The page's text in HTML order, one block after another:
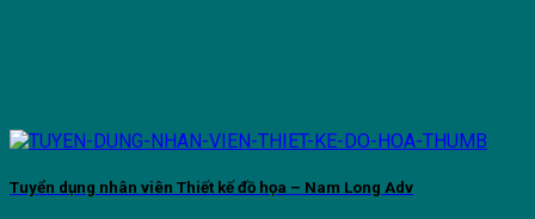
Tuyển dụng nhân viên Thiết kế đồ họa – Nam Long Adv